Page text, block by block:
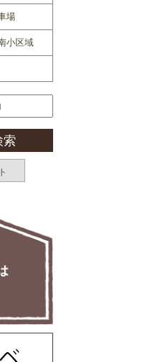
場
小区域